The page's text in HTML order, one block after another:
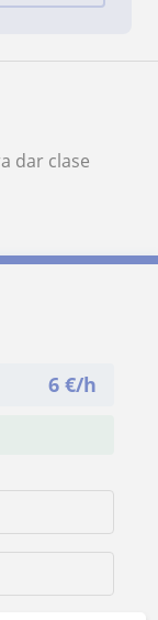
dar clase
6 €/h